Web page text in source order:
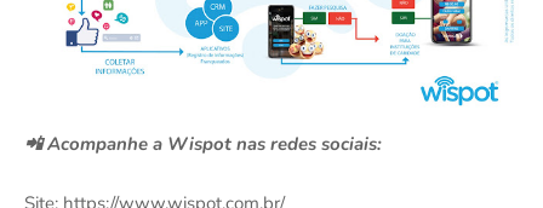
📲 Acompanhe a Wispot nas redes sociais: